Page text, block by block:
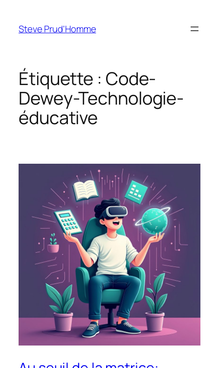
contenu
Steve Prud'Homme
Étiquette : Code-
Dewey-Technologie-
éducative